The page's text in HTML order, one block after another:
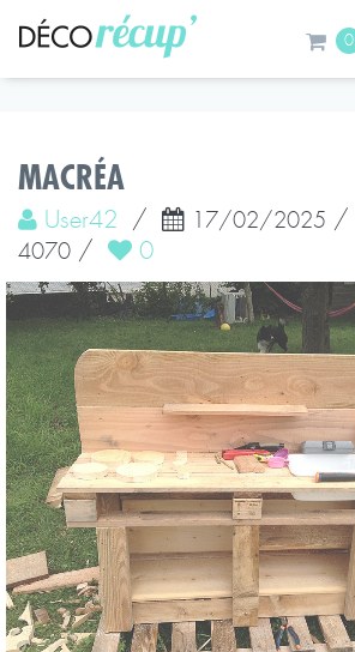
0
MACRÉA
User42 / 17/02/2025 /
4070 / 0